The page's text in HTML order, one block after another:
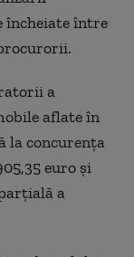
încheiate între
a
aflate în
la concurenţa
euro şi
a